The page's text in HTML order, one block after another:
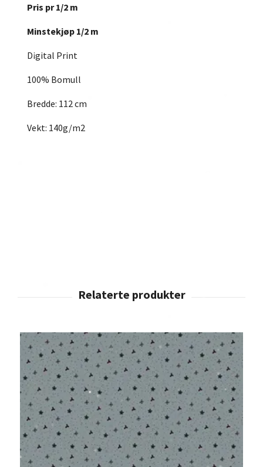
Pris pr 1/2 m
Minstekjøp 1/2 m
Digital Print
100% Bomull
Bredde: 112 cm
Vekt: 140g/m2